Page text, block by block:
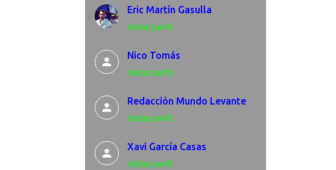
Eric Martín Gasulla
Visitar perfil
Nico Tomás
Visitar perfil
Redacción Mundo Levante
Visitar perfil
Xavi García Casas
Visitar perfil